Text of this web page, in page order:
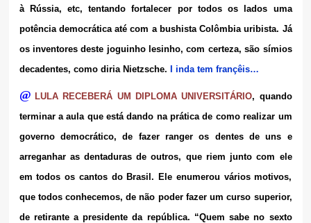
à Rússia, etc, tentando fortalecer por todos os lados uma
potência democrática até com a bushista Colômbia uribista. Já
os inventores deste joguinho lesinho, com certeza, são símios
decadentes, como diria Nietzsche.
I inda tem françêis…
@ LULA RECEBERÁ UM DIPLOMA UNIVERSITÁRIO, quando
terminar a aula que está dando na prática de como realizar um
governo democrático, de fazer ranger os dentes de uns e
arreganhar as dentaduras de outros, que riem junto com ele
em todos os cantos do Brasil. Ele enumerou vários motivos,
que todos conhecemos, de não poder fazer um curso superior,
de retirante a presidente da república. “Quem sabe no sexto